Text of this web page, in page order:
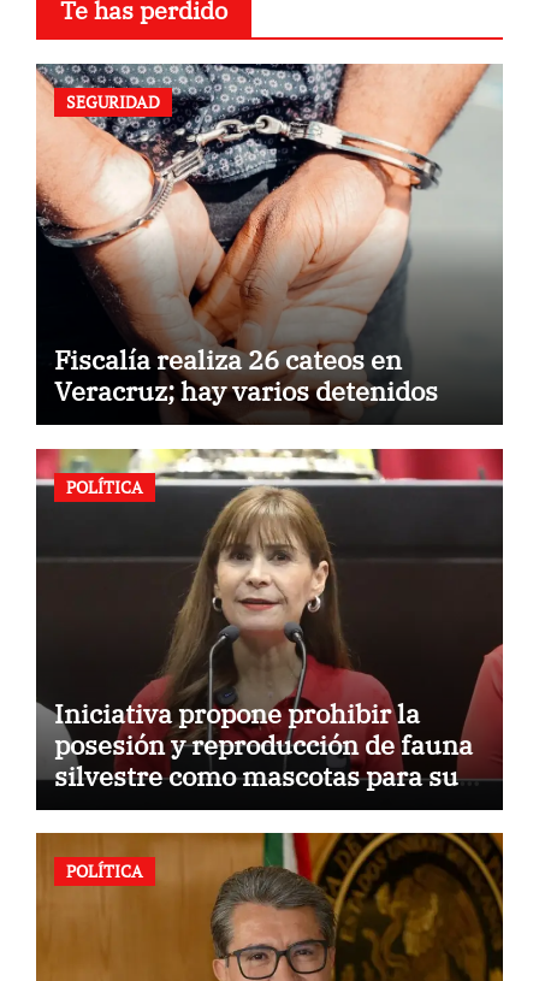
Te has perdido
SEGURIDAD
Fiscalía realiza 26 cateos en
Veracruz; hay varios detenidos
POLÍTICA
Iniciativa propone prohibir la
posesión y reproducción de fauna
silvestre como mascotas para su
comercialización
POLÍTICA